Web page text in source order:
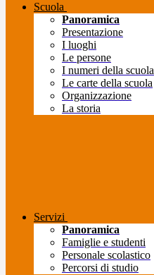
Scuola
Panoramica
Presentazione
I luoghi
Le persone
I numeri della scuola
Le carte della scuola
Organizzazione
La storia
Servizi
Panoramica
Famiglie e studenti
Personale scolastico
Percorsi di studio